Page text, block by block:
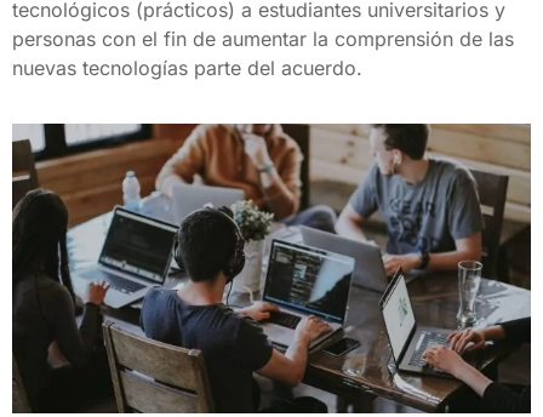
tecnológicos (prácticos) a estudiantes universitarios y
personas con el fin de aumentar la comprensión de las
nuevas tecnologías parte del acuerdo.